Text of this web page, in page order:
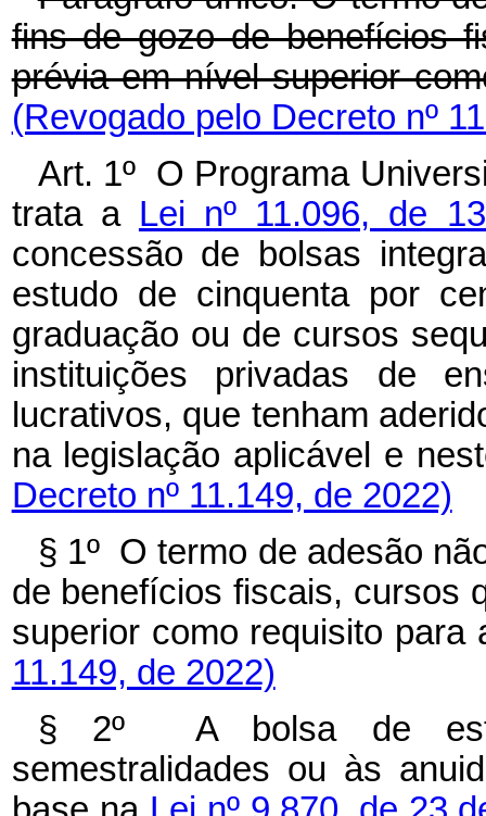
fins de gozo de benefícios
prévia em nível superior
(Revogado pelo Decreto nº
Art. 1º O Programa
trata a Lei nº 11.096, de
concessão de bolsas
estudo de cinquenta por
graduação ou de cursos
instituições privadas de
lucrativos, que tenham
na legislação aplicável e
Decreto nº 11.149, de 2022)
§ 1º O termo de adesão
de benefícios fiscais, cursos
superior como requisito
11.149, de 2022)
§ 2º A bolsa de
semestralidades ou às